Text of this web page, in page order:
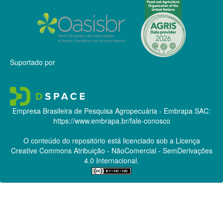
Suportado por
Empresa Brasileira de Pesquisa Agropecuária - Embrapa SAC:
https://www.embrapa.br/fale-conosco
O conteúdo do repositório está licenciado sob a Licença
Creative CommonsAtribuição - NãoComercial - SemDerivações
4.0 Internacional.